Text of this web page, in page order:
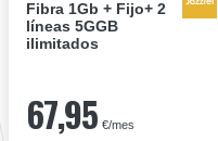
Fibra 1Gb + Fijo+ 2
líneas 5GGB
ilimitados
67,95 €/mes